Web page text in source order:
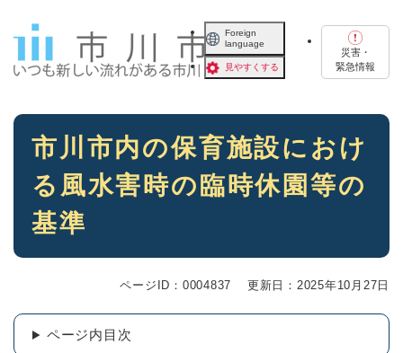
Foreign
language
見やすくする
災害・
緊急情報
本
市川市内の保育施設におけ
る風水害時の臨時休園等の
基準
ページID：0004837 更新日：2025年10月27日
ページ内目次